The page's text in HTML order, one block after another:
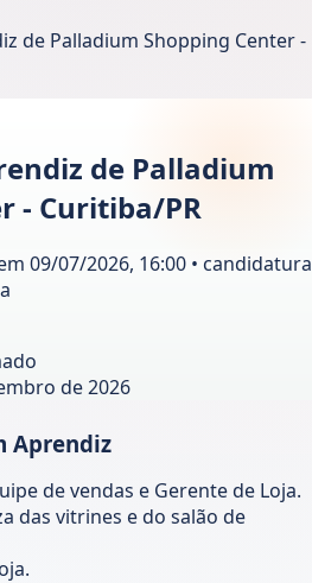
de Palladium Shopping Center -
de Palladium
- Curitiba/PR
09/07/2026, 16:00 • candidatura
de 2026
Aprendiz
de vendas e Gerente de Loja.
das vitrines e do salão de